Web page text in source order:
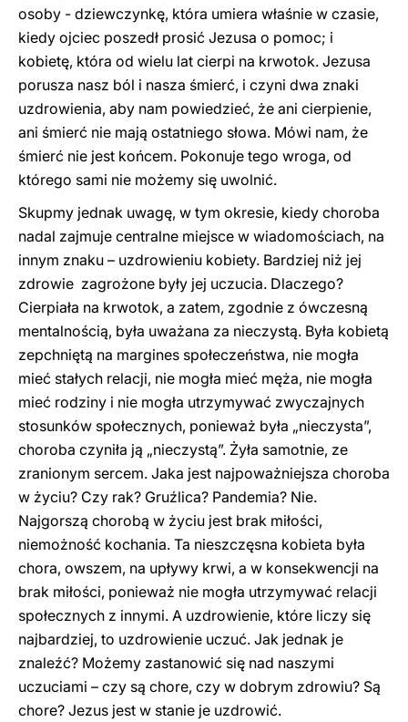
osoby - dziewczynkę, która umiera właśnie w czasie,
kiedy ojciec poszedł prosić Jezusa o pomoc; i
kobietę, która od wielu lat cierpi na krwotok. Jezusa
porusza nasz ból i nasza śmierć, i czyni dwa znaki
uzdrowienia, aby nam powiedzieć, że ani cierpienie,
ani śmierć nie mają ostatniego słowa. Mówi nam, że
śmierć nie jest końcem. Pokonuje tego wroga, od
którego sami nie możemy się uwolnić.
Skupmy jednak uwagę, w tym okresie, kiedy choroba
nadal zajmuje centralne miejsce w wiadomościach, na
innym znaku – uzdrowieniu kobiety. Bardziej niż jej
zdrowie zagrożone były jej uczucia. Dlaczego?
Cierpiała na krwotok, a zatem, zgodnie z ówczesną
mentalnością, była uważana za nieczystą. Była kobietą
zepchniętą na margines społeczeństwa, nie mogła
mieć stałych relacji, nie mogła mieć męża, nie mogła
mieć rodziny i nie mogła utrzymywać zwyczajnych
stosunków społecznych, ponieważ była „nieczysta”,
choroba czyniła ją „nieczystą”. Żyła samotnie, ze
zranionym sercem. Jaka jest najpoważniejsza choroba
w życiu? Czy rak? Gruźlica? Pandemia? Nie.
Najgorszą chorobą w życiu jest brak miłości,
niemożność kochania. Ta nieszczęsna kobieta była
chora, owszem, na upływy krwi, a w konsekwencji na
brak miłości, ponieważ nie mogła utrzymywać relacji
społecznych z innymi. A uzdrowienie, które liczy się
najbardziej, to uzdrowienie uczuć. Jak jednak je
znaleźć? Możemy zastanowić się nad naszymi
uczuciami – czy są chore, czy w dobrym zdrowiu? Są
chore? Jezus jest w stanie je uzdrowić.